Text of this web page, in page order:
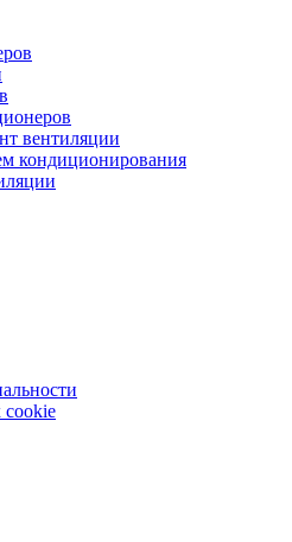
вентиляции
кондиционирования
cookie